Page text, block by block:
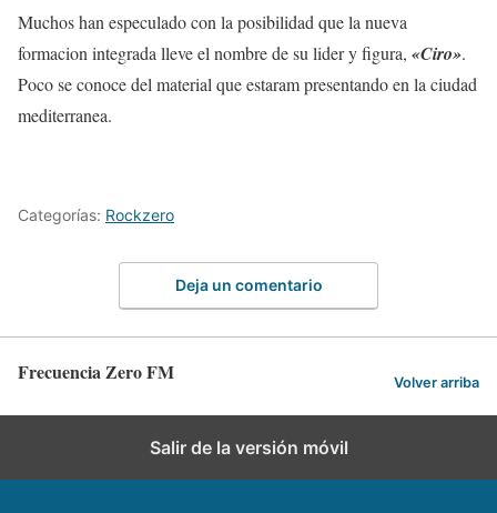
Muchos han especulado con la posibilidad que la nueva
formacion integrada lleve el nombre de su lider y figura, «Ciro».
Poco se conoce del material que estaram presentando en la ciudad
mediterranea.
Categorías: Rockzero
Deja un comentario
Frecuencia Zero FM Volver arriba
Salir de la versión móvil